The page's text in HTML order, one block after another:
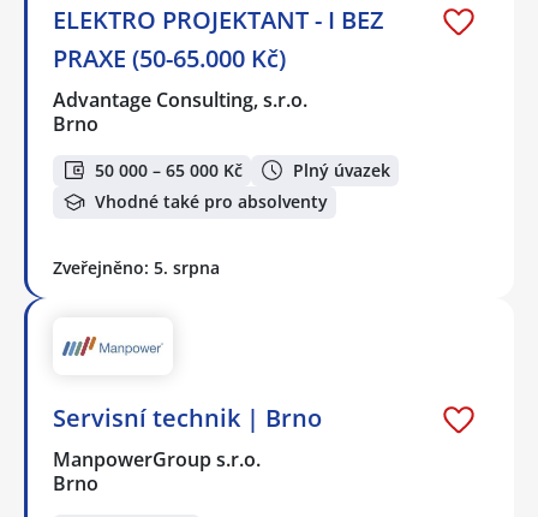
ELEKTRO PROJEKTANT - I BEZ
PRAXE (50-65.000 Kč)
Advantage Consulting, s.r.o.
Brno
50 000 – 65 000 Kč
Plný úvazek
Vhodné také pro absolventy
Zveřejněno: 5. srpna
Servisní technik | Brno
ManpowerGroup s.r.o.
Brno